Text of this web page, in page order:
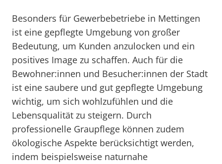
Besonders für Gewerbebetriebe in Mettingen
ist eine gepflegte Umgebung von großer
Bedeutung, um Kunden anzulocken und ein
positives Image zu schaffen. Auch für die
Bewohner:innen und Besucher:innen der Stadt
ist eine saubere und gut gepflegte Umgebung
wichtig, um sich wohlzufühlen und die
Lebensqualität zu steigern. Durch
professionelle Graupflege können zudem
ökologische Aspekte berücksichtigt werden,
indem beispielsweise naturnahe